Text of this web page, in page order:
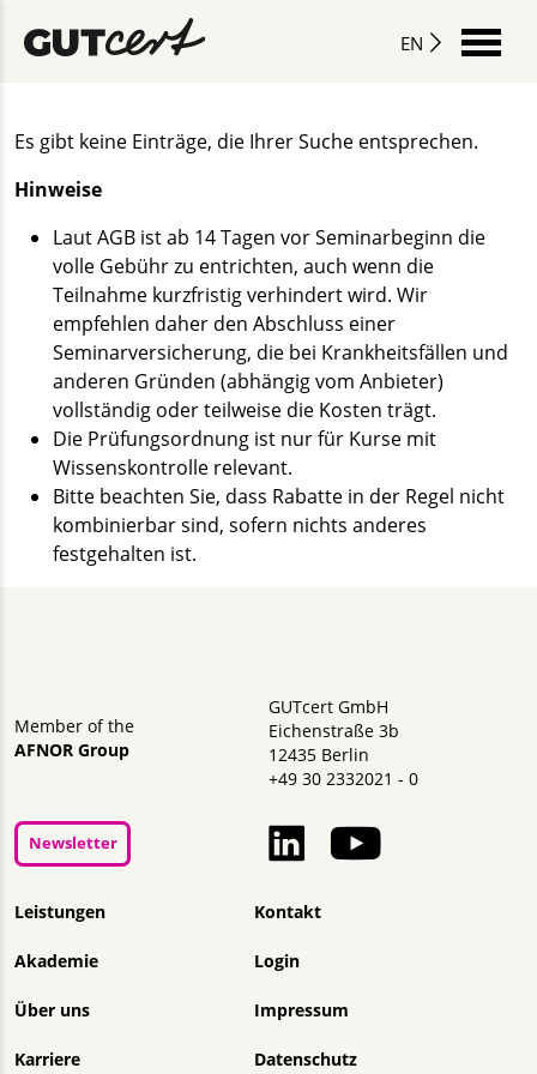
EN
Es gibt keine Einträge, die Ihrer Suche entsprechen.
Hinweise
Laut AGB ist ab 14 Tagen vor Seminarbeginn die
volle Gebühr zu entrichten, auch wenn die
Teilnahme kurzfristig verhindert wird. Wir
empfehlen daher den Abschluss einer
Seminarversicherung, die bei Krankheitsfällen und
anderen Gründen (abhängig vom Anbieter)
vollständig oder teilweise die Kosten trägt.
Die Prüfungsordnung ist nur für Kurse mit
Wissenskontrolle relevant.
Bitte beachten Sie, dass Rabatte in der Regel nicht
kombinierbar sind, sofern nichts anderes
festgehalten ist.
Member of the
AFNOR Group
GUTcert GmbH
Eichenstraße 3b
12435 Berlin
+49 30 2332021 - 0
Navigation überspringen
Leistungen
Akademie
Über uns
Karriere
Kontakt
Login
Impressum
Datenschutz
Newsletter